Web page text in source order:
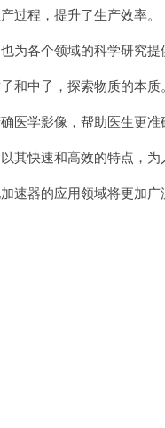
程，提升了生产效率。
各个领域的科学研究提
中子，探索物质的本质。
学影像，帮助医生更准
快速和高效的特点，为
器的应用领域将更加广